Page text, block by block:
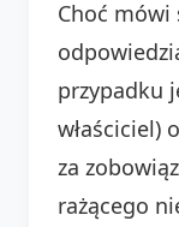
Choć mówi
przypadku
właściciel)
za
rażącego